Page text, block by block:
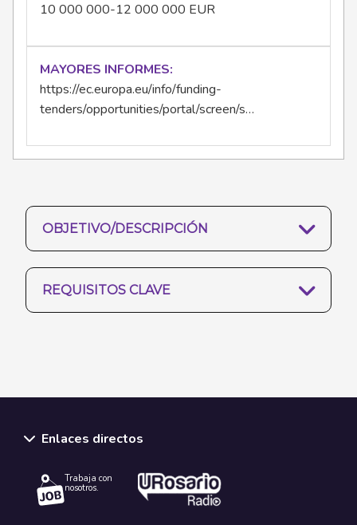
10 000 000-12 000 000 EUR
MAYORES INFORMES
https://ec.europa.eu/info/funding-
tenders/opportunities/portal/screen/s…
OBJETIVO/DESCRIPCIÓN
REQUISITOS CLAVE
Enlaces directos
Trabaja con
nosotros.